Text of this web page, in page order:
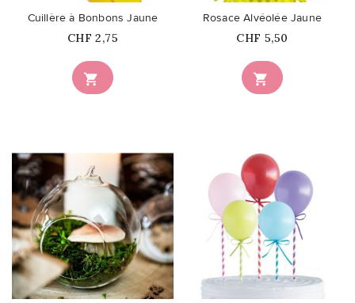

Cuillère à Bonbons Jaune
Prix
CHF 2,75

Rosace Alvéolée Jaune
Prix
CHF 5,50
favorite_border